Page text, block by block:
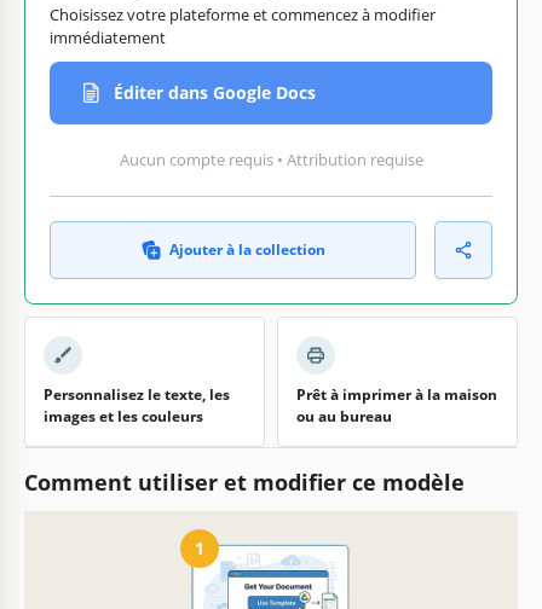
Choisissez votre plateforme et commencez à modifier
immédiatement
Éditer dans Google Docs
Aucun compte requis • Attribution requise
Ajouter à la collection
Personnalisez le texte, les
images et les couleurs
Prêt à imprimer à la maison
ou au bureau
Comment utiliser et modifier ce modèle
1